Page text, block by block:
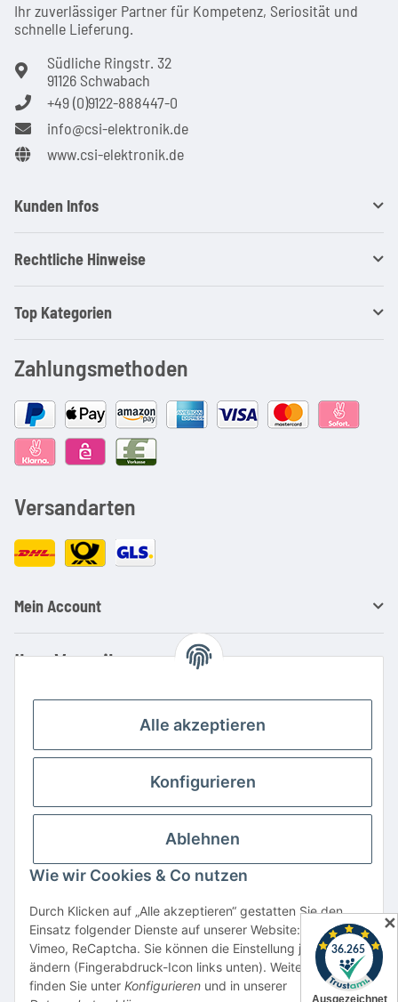
Ihr zuver­läs­siger Partner für Kom­pe­tenz, Seri­osi­tät und
schnel­le Lie­ferung.
Südliche Ringstr. 32
91126 Schwabach
+49 (0)9122-888447-0
info@csi-elektronik.de
www.csi-elektronik.de
Kunden Infos
Rechtliche Hinweise
Top Kategorien
Zahlungsmethoden
Versandarten
Mein Account
Ihre Vorteile
Kauf auf Rechnung
Große Auswahl an Netzteilen und Ladegeräten
Schnelle Lieferung
Hohe Lagerverfügbarkeit
Vertrag widerrufen
* Alle Preise inkl. gesetzlicher USt., zzgl.Versand
Alle verwendeten Markennamen u. Bezeichnungen sind eingetragene Warenzeichen
u. Marken der jeweiligen Eigentümer. Sie dienen nur zur Verdeutlichung der
Kompatibilität unserer Produkte mit den Produkten verschiedener Hersteller.
Alle akzeptieren
Konfigurieren
Ablehnen
Wie wir Cookies & Co nutzen
Durch Klicken auf „Alle akzeptieren“ gestatten Sie den
Einsatz folgender Dienste auf unserer Website: YouTube,
Vimeo, ReCaptcha. Sie können die Einstellung jederzeit
ändern (Fingerabdruck-Icon links unten). Weitere Details
finden Sie unter Konfigurieren und in unserer
✕